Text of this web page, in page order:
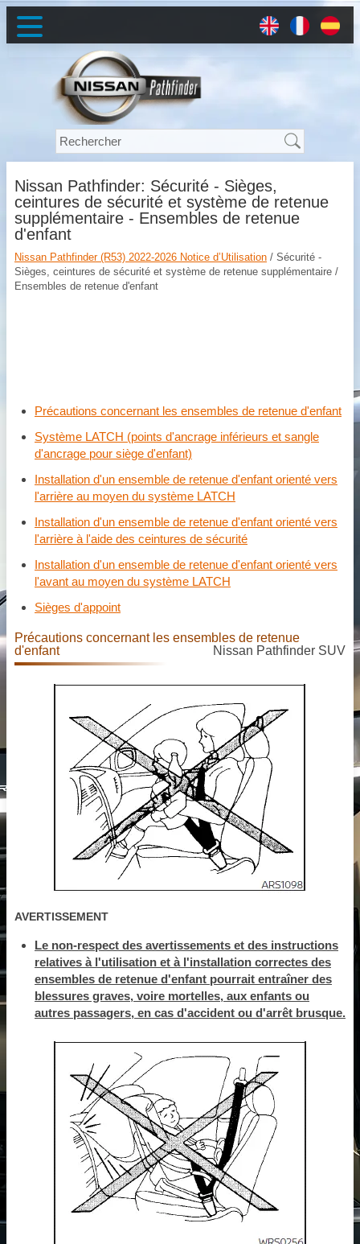
Nissan Pathfinder: Sécurité - Sièges,
ceintures de sécurité et système de retenue
supplémentaire - Ensembles de retenue
d'enfant
Nissan Pathfinder (R53) 2022-2026 Notice d’Utilisation / Sécurité -
Sièges, ceintures de sécurité et système de retenue supplémentaire /
Ensembles de retenue d'enfant
Précautions concernant les ensembles de retenue d'enfant
Système LATCH (points d'ancrage inférieurs et sangle
d'ancrage pour siège d'enfant)
Installation d'un ensemble de retenue d'enfant orienté vers
l'arrière au moyen du système LATCH
Installation d'un ensemble de retenue d'enfant orienté vers
l'arrière à l'aide des ceintures de sécurité
Installation d'un ensemble de retenue d'enfant orienté vers
l'avant au moyen du système LATCH
Sièges d'appoint
Précautions concernant les ensembles de retenue
d'enfant
Nissan Pathfinder SUV
AVERTISSEMENT
Le non-respect des avertissements et des instructions
relatives à l'utilisation et à l'installation correctes des
ensembles de retenue d'enfant pourrait entraîner des
blessures graves, voire mortelles, aux enfants ou
autres passagers, en cas d'accident ou d'arrêt brusque.